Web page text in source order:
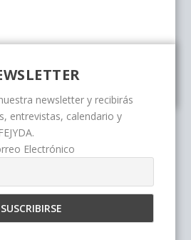
newsletter y recibirás
entrevistas, calendario y
Electrónico